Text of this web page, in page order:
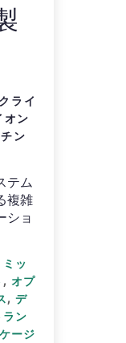
クライ
オン
ン
テム
複雑
ショ
ッ
, オプ
, デ
ラン
ージ